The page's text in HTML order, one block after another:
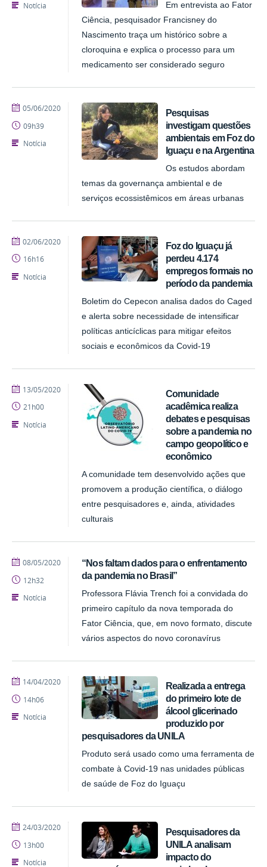
Em entrevista ao Fator
Ciência, pesquisador Francisney do
Nascimento traça um histórico sobre a
cloroquina e explica o processo para um
medicamento ser considerado seguro
Notícia
Pesquisas
investigam questões
ambientais em Foz do
Iguaçu e na Argentina
Os estudos abordam
temas da governança ambiental e de
serviços ecossistêmicos em áreas urbanas
publicado
05/06/2020
09h39
Notícia
Foz do Iguaçu já
perdeu 4.174
empregos formais no
período da pandemia
Boletim do Cepecon analisa dados do Caged
e alerta sobre necessidade de intensificar
políticas anticíclicas para mitigar efeitos
sociais e econômicos da Covid-19
publicado
02/06/2020
16h16
Notícia
Comunidade
acadêmica realiza
debates e pesquisas
sobre a pandemia no
campo geopolítico e
econômico
A comunidade tem desenvolvido ações que
promovem a produção científica, o diálogo
entre pesquisadores e, ainda, atividades
culturais
publicado
13/05/2020
21h00
Notícia
“Nos faltam dados para o enfrentamento
da pandemia no Brasil”
Professora Flávia Trench foi a convidada do
primeiro capítulo da nova temporada do
Fator Ciência, que, em novo formato, discute
vários aspectos do novo coronavírus
publicado
08/05/2020
12h32
Notícia
Realizada a entrega
do primeiro lote de
álcool glicerinado
produzido por
pesquisadores da UNILA
Produto será usado como uma ferramenta de
combate à Covid-19 nas unidades públicas
de saúde de Foz do Iguaçu
publicado
14/04/2020
14h06
Notícia
Pesquisadores da
UNILA analisam
impacto do
publicado
24/03/2020
13h00
Notícia